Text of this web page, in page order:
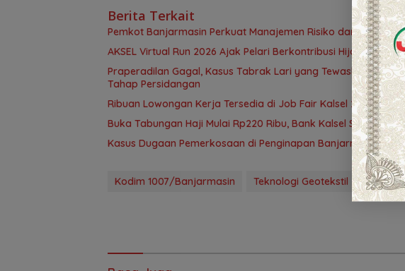
Berita Terkait
Pemkot Banjarmasin Perkuat Manajemen Risiko dan
AKSEL Virtual Run 2026 Ajak Pelari Berkontribusi Hijaukan
Praperadilan Gagal, Kasus Tabrak Lari yang Tewaskan
Tahap Persidangan
Ribuan Lowongan Kerja Tersedia di Job Fair Kalsel 2026,
Buka Tabungan Haji Mulai Rp220 Ribu, Bank Kalsel Syariah
Kasus Dugaan Pemerkosaan di Penginapan Banjarmasin
Kodim 1007/Banjarmasin Teknologi Geotekstil TMMD